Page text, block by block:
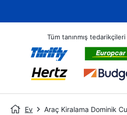
Tüm tanınmış tedarikçileri
Ev Araç Kiralama Dominik